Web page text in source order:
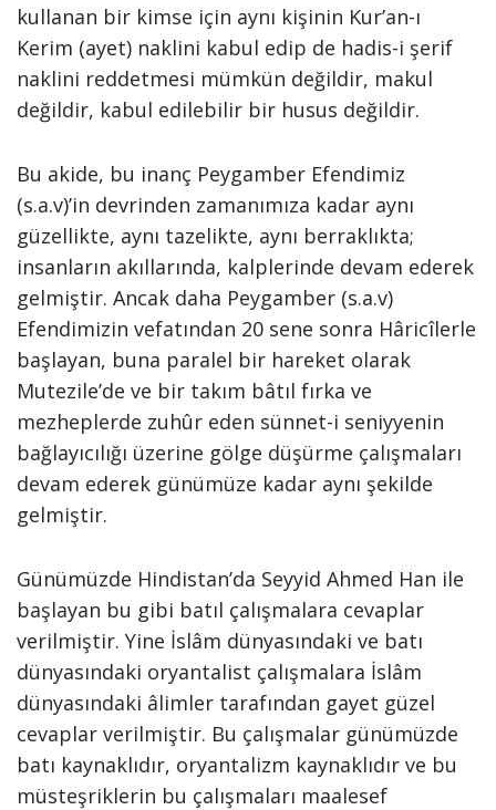
kullanan bir kimse için aynı kişinin Kur’an-ı
Kerim (ayet) naklini kabul edip de hadis-i şerif
naklini reddetmesi mümkün değildir, makul
değildir, kabul edilebilir bir husus değildir.
Bu akide, bu inanç Peygamber Efendimiz
(s.a.v)’in devrinden zamanımıza kadar aynı
güzellikte, aynı tazelikte, aynı berraklıkta;
insanların akıllarında, kalplerinde devam ederek
gelmiştir. Ancak daha Peygamber (s.a.v)
Efendimizin vefatından 20 sene sonra Hâricîlerle
başlayan, buna paralel bir hareket olarak
Mutezile’de ve bir takım bâtıl fırka ve
mezheplerde zuhûr eden sünnet-i seniyyenin
bağlayıcılığı üzerine gölge düşürme çalışmaları
devam ederek günümüze kadar aynı şekilde
gelmiştir.
Günümüzde Hindistan’da Seyyid Ahmed Han ile
başlayan bu gibi batıl çalışmalara cevaplar
verilmiştir. Yine İslâm dünyasındaki ve batı
dünyasındaki oryantalist çalışmalara İslâm
dünyasındaki âlimler tarafından gayet güzel
cevaplar verilmiştir. Bu çalışmalar günümüzde
batı kaynaklıdır, oryantalizm kaynaklıdır ve bu
müsteşriklerin bu çalışmaları maalesef